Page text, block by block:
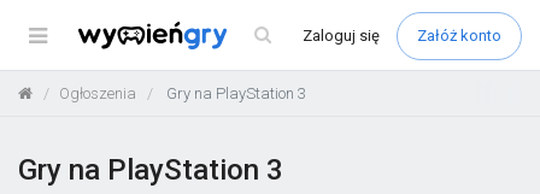
Menu Zaloguj się Załóż konto
Ogłoszenia Gry na PlayStation 3
Gry na PlayStation 3